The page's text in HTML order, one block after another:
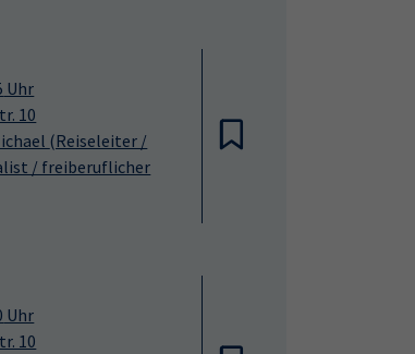
Uhr
10
(Reiseleiter /
/ freiberuflicher
Uhr
10